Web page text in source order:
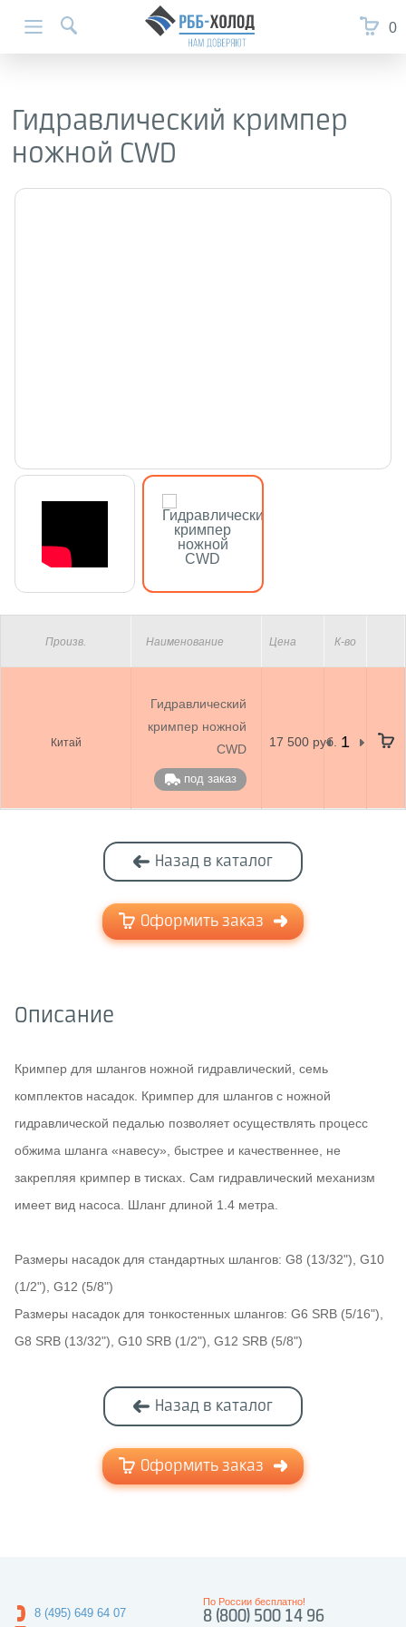
0
Гидравлический кримпер
ножной CWD
Произв. Наименование Цена К-во
Китай
Гидравлический
кримпер ножной
CWD
под заказ
17 500 руб.
Назад в каталог
Оформить заказ
Описание
Кримпер для шлангов ножной гидравлический, семь
комплектов насадок. Кримпер для шлангов с ножной
гидравлической педалью позволяет осуществлять процесс
обжима шланга «навесу», быстрее и качественнее, не
закрепляя кримпер в тисках. Сам гидравлический механизм
имеет вид насоса. Шланг длиной 1.4 метра.
Размеры насадок для стандартных шлангов: G8 (13/32"), G10
(1/2"), G12 (5/8")
Размеры насадок для тонкостенных шлангов: G6 SRB (5/16"),
G8 SRB (13/32"), G10 SRB (1/2"), G12 SRB (5/8")
Назад в каталог
Оформить заказ
8 (495) 649 64 07 8 (800) 500 14 96
По России бесплатно!